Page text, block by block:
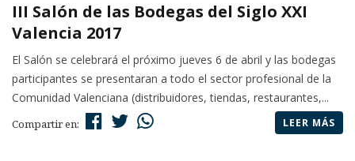
III Salón de las Bodegas del Siglo XXI
Valencia 2017
El Salón se celebrará el próximo jueves 6 de abril y las bodegas
participantes se presentaran a todo el sector profesional de la
Comunidad Valenciana (distribuidores, tiendas, restaurantes,...
Compartir en: LEER MÁS